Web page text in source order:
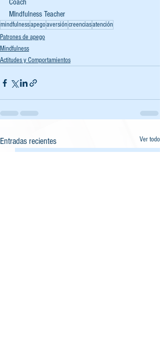
Coach
MIndfulness Teacher
mindfulnessapegoaversióncreenciasatención
Patrones de apego
Mindfulness
Actitudes y Comportamientos
Entradas recientes Ver todo